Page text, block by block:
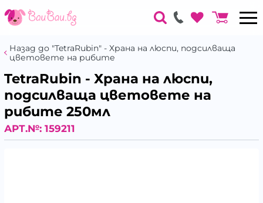
Назад до "TetraRubin" - Храна на люспи, подсилваща
цветовете на рибите
TetraRubin - Храна на люспи,
подсилваща цветовете на
рибите 250мл
АРТ.№: 159211